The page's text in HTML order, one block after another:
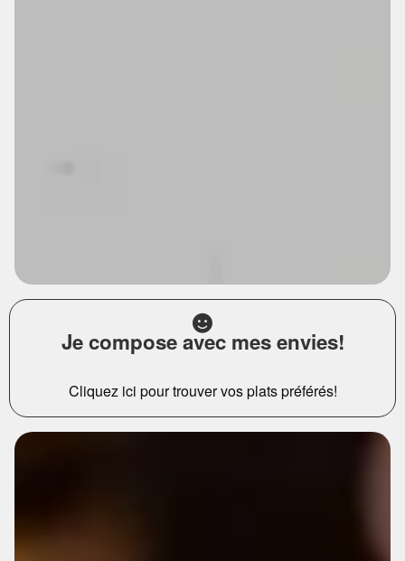
Je compose avec mes envies!
Cliquez ici pour trouver vos plats préférés!